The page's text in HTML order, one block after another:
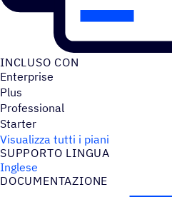
INCLUSO CON
Enterprise
Plus
Professional
Starter
Visualizza tutti i piani
SUPPORTO LINGUA
Inglese
DOCU­MEN­TA­ZIONE